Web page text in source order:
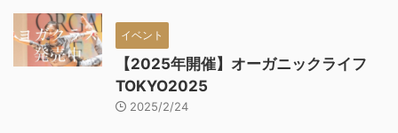
イベント
【2025年開催】オーガニックライフ
TOKYO2025
2025/2/24